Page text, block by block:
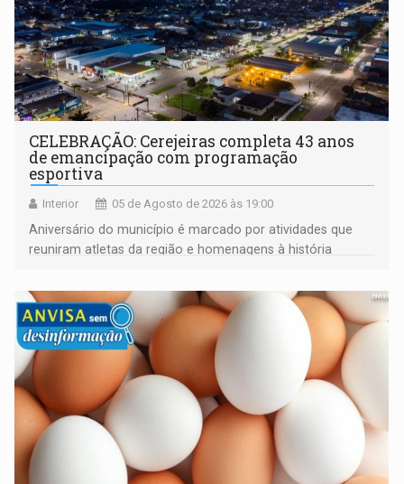
CELEBRAÇÃO: Cerejeiras completa 43 anos
de emancipação com programação
esportiva
Interior 05 de Agosto de 2026 às 19:00
Aniversário do município é marcado por atividades que
reuniram atletas da região e homenagens à história